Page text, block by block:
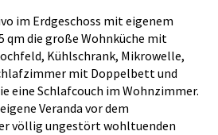
im Erdgeschoss mit eigenem
qm die große Wohnküche mit
Kühlschrank, Mikrowelle,
mit Doppelbett und
eine Schlafcouch im Wohnzimmer.
Veranda vor dem
völlig ungestört wohltuenden